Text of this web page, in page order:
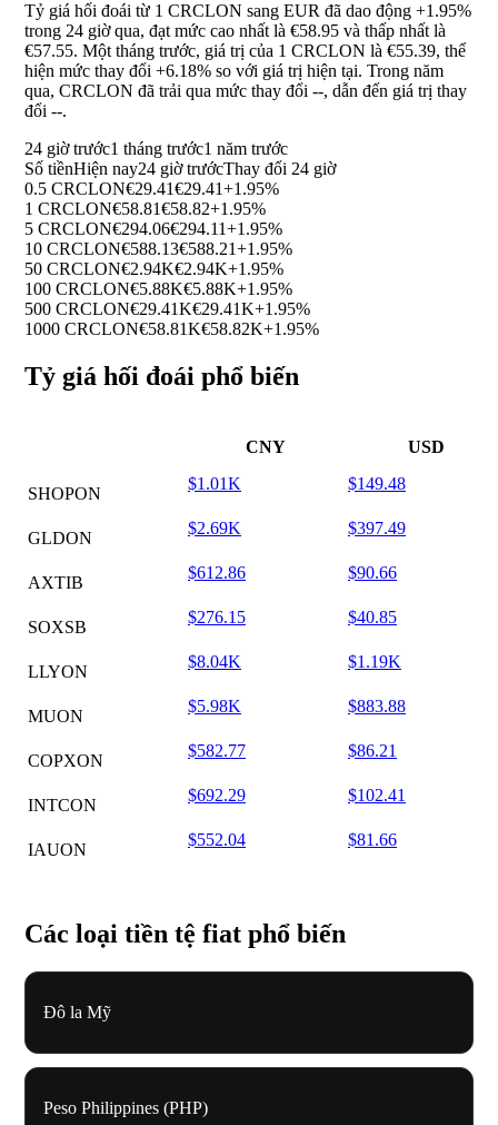
Tỷ giá hối đoái từ 1 CRCLON sang EUR đã dao động +1.95%
trong 24 giờ qua, đạt mức cao nhất là €58.95 và thấp nhất là
€57.55. Một tháng trước, giá trị của 1 CRCLON là €55.39, thể
hiện mức thay đổi +6.18% so với giá trị hiện tại. Trong năm
qua, CRCLON đã trải qua mức thay đổi --, dẫn đến giá trị thay
đổi --.
24 giờ trước1 tháng trước1 năm trước
Số tiềnHiện nay24 giờ trướcThay đổi 24 giờ
0.5 CRCLON€29.41€29.41+1.95%
1 CRCLON€58.81€58.82+1.95%
5 CRCLON€294.06€294.11+1.95%
10 CRCLON€588.13€588.21+1.95%
50 CRCLON€2.94K€2.94K+1.95%
100 CRCLON€5.88K€5.88K+1.95%
500 CRCLON€29.41K€29.41K+1.95%
1000 CRCLON€58.81K€58.82K+1.95%
Tỷ giá hối đoái phổ biến
CNY USD
SHOPON
$1.01K $149.48
GLDON
$2.69K $397.49
AXTIB
$612.86 $90.66
SOXSB
$276.15 $40.85
LLYON
$8.04K $1.19K
MUON
$5.98K $883.88
COPXON
$582.77 $86.21
INTCON
$692.29 $102.41
IAUON
$552.04 $81.66
Các loại tiền tệ fiat phổ biến
Đô la Mỹ
Peso Philippines (PHP)